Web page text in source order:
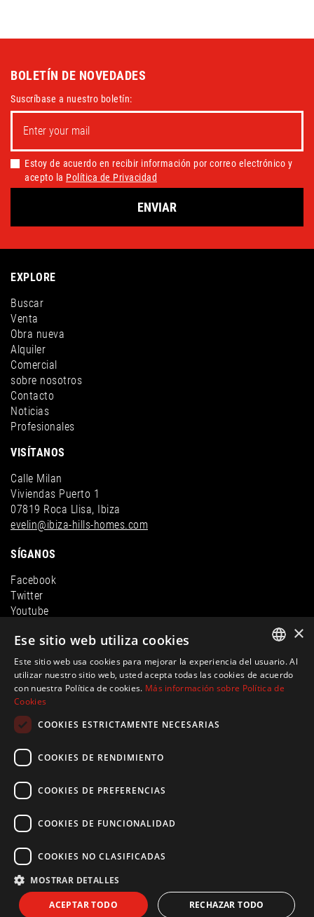
BOLETÍN DE NOVEDADES
Suscríbase a nuestro boletín:
Estoy de acuerdo en recibir información por correo electrónico y
acepto la Política de Privacidad
ENVIAR
EXPLORE
Buscar
Venta
Obra nueva
Alquiler
Comercial
sobre nosotros
Contacto
Noticias
Profesionales
VISÍTANOS
Calle Milan
Viviendas Puerto 1
07819 Roca Llisa, Ibiza
evelin@ibiza-hills-homes.com
SÍGANOS
Facebook
Twitter
Youtube
Instagram
© Ibiza Hills Homes S.L., Calle Milan, Viviendas Puerto 1, 07819
Roca Llisa, Ibizaevelin@ibiza-hills-homes.com
Cookies|Creado porinmoba.com
ENGLISH
SPANISH
×
Ese sitio web utiliza cookies
Este sitio web usa cookies para mejorar la experiencia del usuario. Al
utilizar nuestro sitio web, usted acepta todas las cookies de acuerdo
con nuestra Política de cookies. Más información sobre Política de
Cookies
COOKIES ESTRICTAMENTE NECESARIAS
COOKIES DE RENDIMIENTO
COOKIES DE PREFERENCIAS
COOKIES DE FUNCIONALIDAD
COOKIES NO CLASIFICADAS
MOSTRAR DETALLES
ACEPTAR TODO RECHAZAR TODO